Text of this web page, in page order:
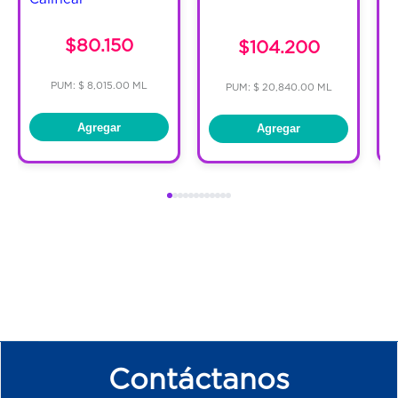
$80.150
PUM: $ 8,015.00 ML
Agregar
$104.200
PUM: $ 20,840.00 ML
Agregar
Contáctanos